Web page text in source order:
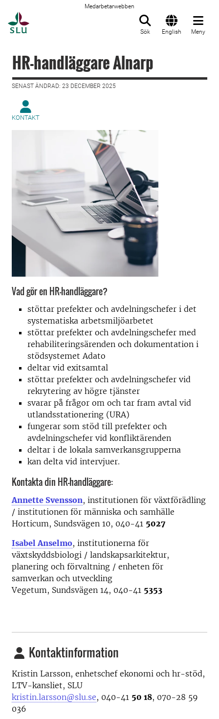
Medarbetarwebben
Sök English Meny
HR-handläggare Alnarp
SENAST ÄNDRAD: 23 DECEMBER 2025
KONTAKT
Vad gör en HR-handläggare?
stöttar prefekter och avdelningschefer i det
systematiska arbetsmiljöarbetet
stöttar prefekter och avdelningschefer med
rehabiliteringsärenden och dokumentation i
stödsystemet Adato
deltar vid exitsamtal
stöttar prefekter och avdelningschefer vid
rekrytering av högre tjänster
svarar på frågor om och tar fram avtal vid
utlandsstationering (URA)
fungerar som stöd till prefekter och
avdelningschefer vid konfliktärenden
deltar i de lokala samverkansgrupperna
kan delta vid intervjuer.
Kontakta din HR-handläggare:
Annette Svensson, institutionen för växtförädling
/ institutionen för människa och samhälle
Horticum, Sundsvägen 10, 040-41 5027
Isabel Anselmo, institutionerna för
växtskyddsbiologi / landskapsarkitektur,
planering och förvaltning / enheten för
samverkan och utveckling
Vegetum, Sundsvägen 14, 040-41 5353
Kontaktinformation
Kristin Larsson, enhetschef ekonomi och hr-stöd,
LTV-kansliet, SLU
kristin.larsson@slu.se, 040-41 50 18, 070-28 59
036